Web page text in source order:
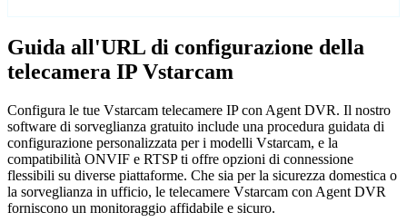
Guida all'URL di configurazione della
telecamera IP Vstarcam
Configura le tue Vstarcam telecamere IP con Agent DVR. Il nostro
software di sorveglianza gratuito include una procedura guidata di
configurazione personalizzata per i modelli Vstarcam, e la
compatibilità ONVIF e RTSP ti offre opzioni di connessione
flessibili su diverse piattaforme. Che sia per la sicurezza domestica o
la sorveglianza in ufficio, le telecamere Vstarcam con Agent DVR
forniscono un monitoraggio affidabile e sicuro.